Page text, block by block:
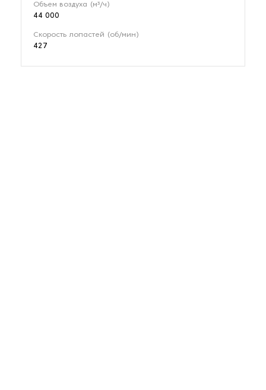
Объем воздуха (м³/ч)
44 000
Скорость лопастей (об/мин)
427